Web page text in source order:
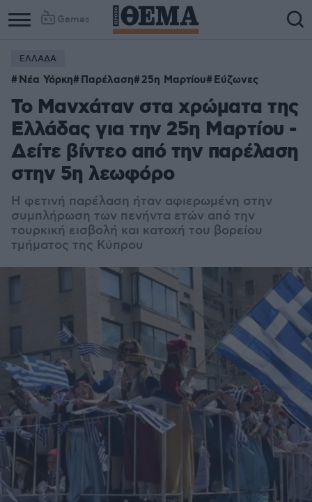
Games
ΕΛΛΑΔΑ
Νέα Υόρκη Παρέλαση 25η Μαρτίου Εύζωνες
Το Μανχάταν στα χρώματα της
Ελλάδας για την 25η Μαρτίου -
Δείτε βίντεο από την παρέλαση
στην 5η λεωφόρο
Η φετινή παρέλαση ήταν αφιερωμένη στην
συμπλήρωση των πενήντα ετών από την
τουρκική εισβολή και κατοχή του βορείου
τμήματος της Κύπρου